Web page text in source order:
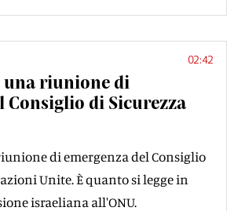
02:42
una riunione di
Consiglio di Sicurezza
di emergenza del Consiglio
Unite. È quanto si legge in
israeliana all'ONU.